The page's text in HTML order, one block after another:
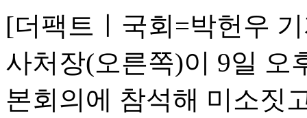
[더팩트ㅣ국회=박헌우
사처장(오른쪽)이 9일 오
본회의에 참석해 미소짓